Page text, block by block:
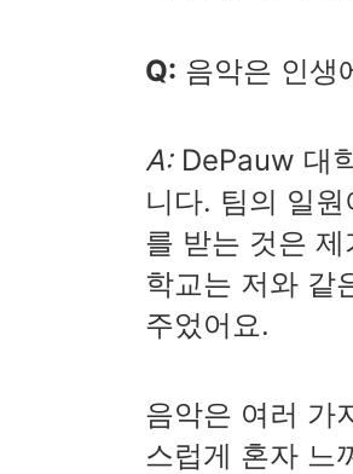
Q: 음악은 인생
A:DePauw 대
니다. 팀의 일
를 받는 것은
학교는 저와 같
주었어요.
음악은 여러 가
스럽게 혼자 느